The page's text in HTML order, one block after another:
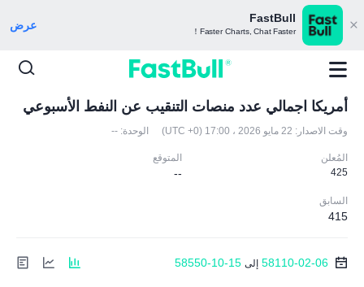
FastBull
Faster Charts, Chat Faster！ عرض
أمريكا اجمالي عدد منصات التنقيب عن النفط الأسبوعي
وقت الاصدار: 22 مايو 2026 ، 17:00 (UTC +0) الوحدة: --
المُعلن
425
المتوقع
--
السابق
415
58110-02-06 إلى 58550-10-15